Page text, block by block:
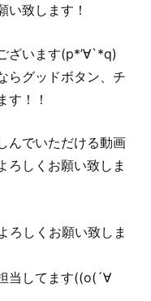
い致します！
ざいます(p*’∀`*q)
らグッドボタン、チ
す！！
んでいただける動画
ろしくお願い致しま
ろしくお願い致しま
当してます((o(´∀